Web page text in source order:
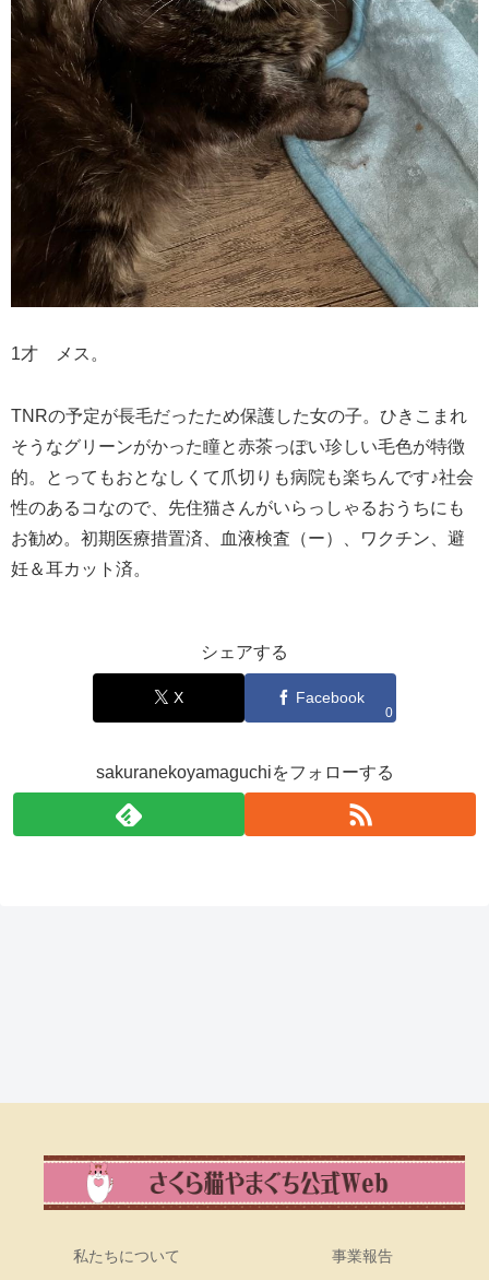
1才 メス。
TNRの予定が長毛だったため保護した女の子。ひきこまれ
そうなグリーンがかった瞳と赤茶っぽい珍しい毛色が特徴
的。とってもおとなしくて爪切りも病院も楽ちんです♪社会
性のあるコなので、先住猫さんがいらっしゃるおうちにも
お勧め。初期医療措置済、血液検査（ー）、ワクチン、避
妊＆耳カット済。
シェアする
X Facebook
0
sakuranekoyamaguchiをフォローする
私たちについて
事業報告